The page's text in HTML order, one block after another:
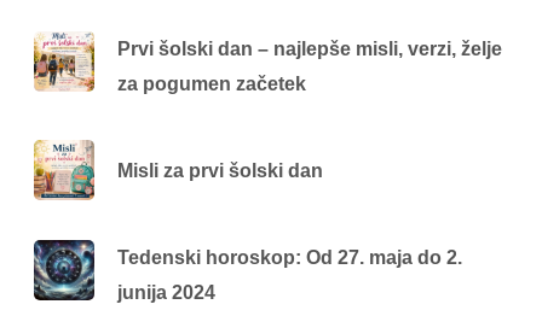
Prvi šolski dan – najlepše misli, verzi, želje
za pogumen začetek
Misli za prvi šolski dan
Tedenski horoskop: Od 27. maja do 2.
junija 2024